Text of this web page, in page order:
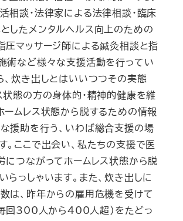
相談・法律家による法律相談・臨床
したメンタルヘルス向上のための
圧マッサージ師による鍼灸相談と指
術など様々な支援活動を行ってい
、炊き出しとはいいつつその実態
状態の方の身体的・精神的健康を維
ームレス状態から脱するための情報
援助を行う、いわば総合支援の場
。ここで出会い、私たちの支援で医
につながってホームレス状態から脱
らっしゃいます。また、炊き出しに
は、昨年からの雇用危機を受けて
回300人から400人超）をたどっ